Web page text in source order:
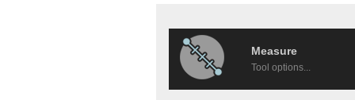
Measure
Tool options...